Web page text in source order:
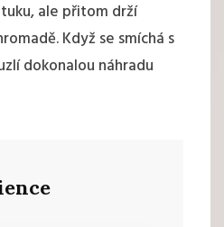
ale přitom drží
Když se smíchá s
dokonalou náhradu